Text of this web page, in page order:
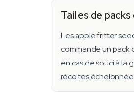
Tailles de
Les apple fritter
commande un pack
en cas de souci à la
récoltes